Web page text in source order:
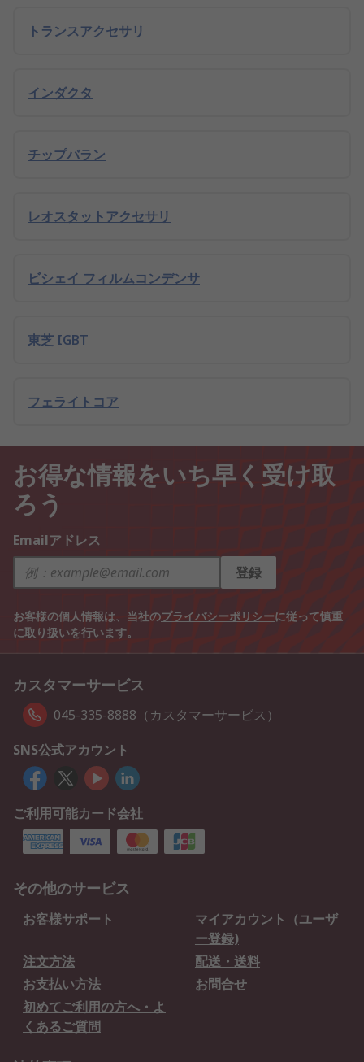
トランスアクセサリ
インダクタ
チップバラン
レオスタットアクセサリ
ビシェイ フィルムコンデンサ
東芝 IGBT
フェライトコア
お得な情報をいち早く受け取
ろう
Emailアドレス
登録
お客様の個人情報は、当社のプライバシーポリシーに従って慎重
に取り扱いを行います。
カスタマーサービス
045-335-8888（カスタマーサービス）
SNS公式アカウント
ご利用可能カード会社
その他のサービス
お客様サポート
マイアカウント（ユーザ
ー登録)
注文方法
配送・送料
お支払い方法
お問合せ
初めてご利用の方へ・よ
くあるご質問